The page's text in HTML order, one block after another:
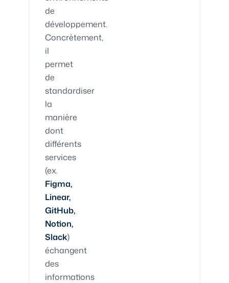
de
développement.
Concrètement,
il
permet
de
standardiser
la
manière
dont
différents
services
(ex.
Figma,
Linear,
GitHub,
Notion,
Slack)
échangent
des
informations